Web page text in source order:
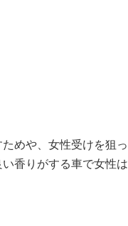
めや、女性受けを狙っ
香りがする車で女性は